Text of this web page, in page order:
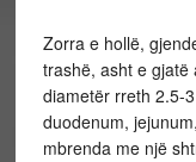
Zorra e hollë,
trashë, asht e
diametër rreth 2.5-
duodenum,
mbrenda me një